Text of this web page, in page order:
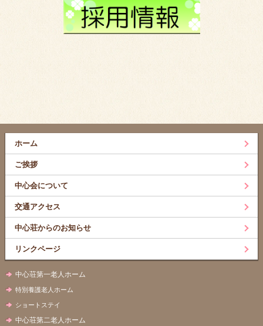
ホーム
ご挨拶
中心会について
交通アクセス
中心荘からのお知らせ
リンクページ
中心荘第一老人ホーム
特別養護老人ホーム
ショートステイ
中心荘第二老人ホーム